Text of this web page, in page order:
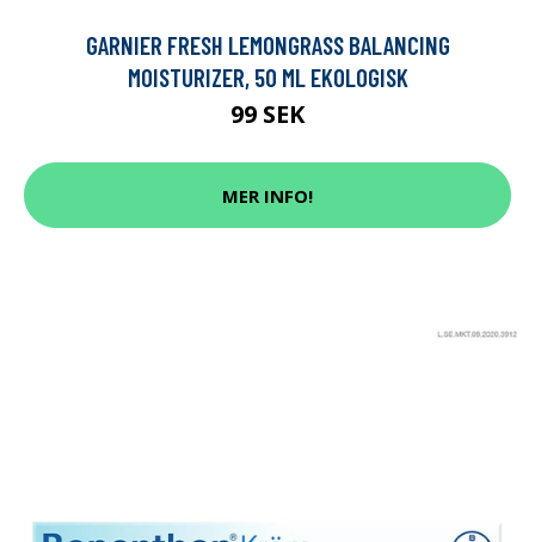
GARNIER FRESH LEMONGRASS BALANCING
MOISTURIZER, 50 ML EKOLOGISK
99 SEK
MER INFO!